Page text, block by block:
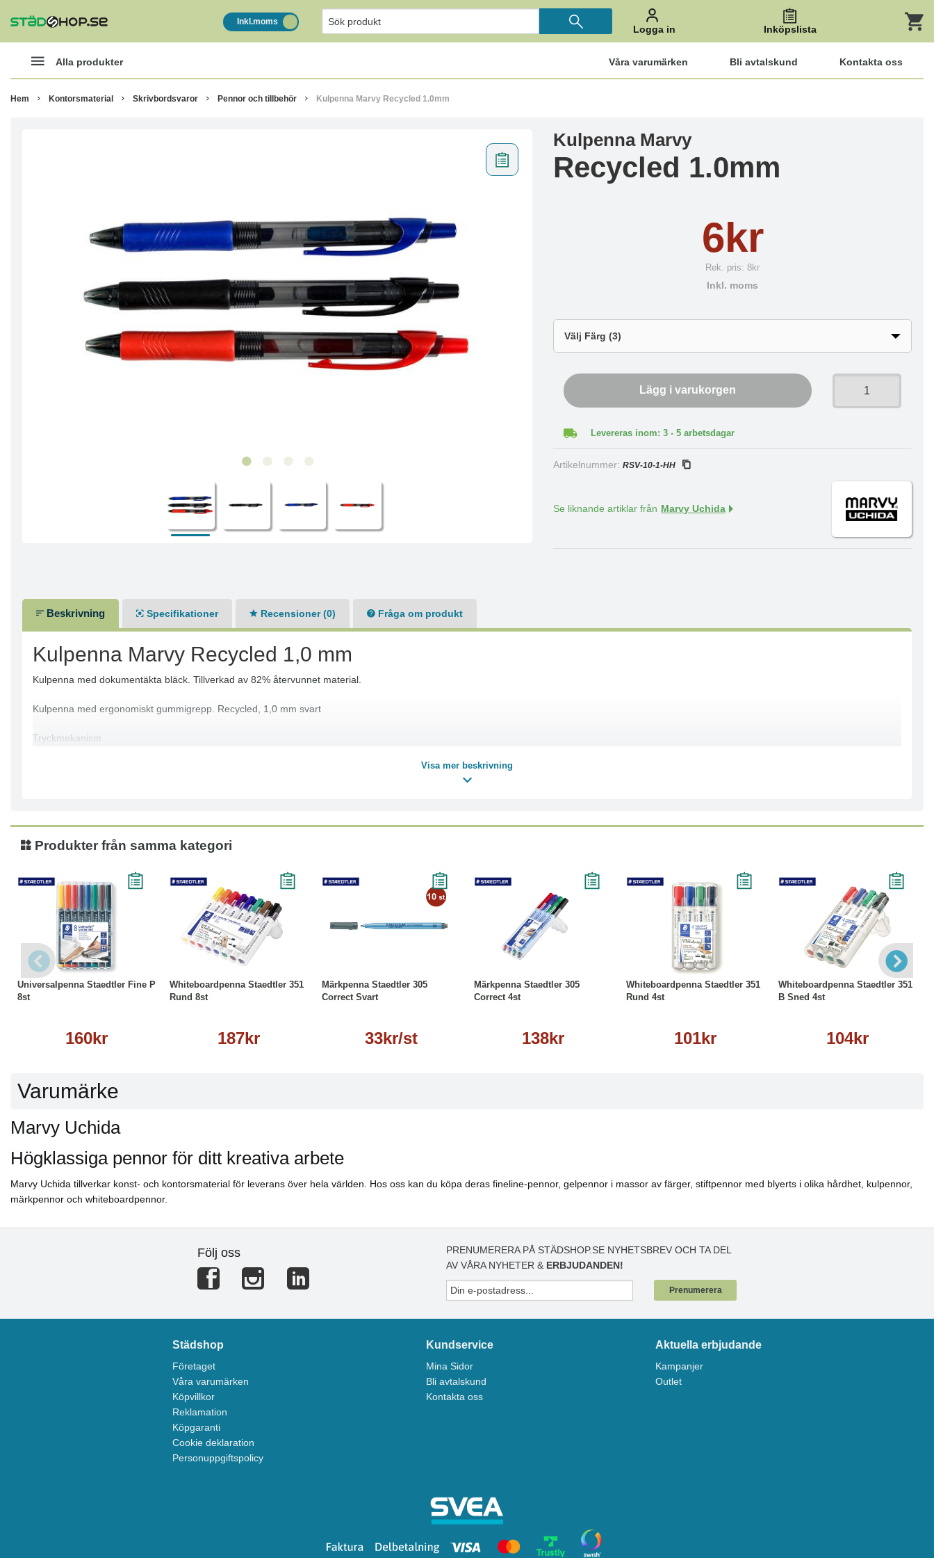
Inkl.moms
Logga in Inköpslista
Alla produkter Våra varumärken Bli avtalskund Kontakta oss
Hem Kontorsmaterial Skrivbordsvaror Pennor och tillbehör Kulpenna Marvy Recycled 1.0mm
Kulpenna Marvy
Recycled 1.0mm
6kr
Rek. pris:8kr
Inkl. moms
Lägg i varukorgen
Levereras inom: 3 - 5 arbetsdagar
Artikelnummer:RSV-10-1-HH
Se liknande artiklar från Marvy Uchida
Beskrivning Specifikationer Recensioner (0) Fråga om produkt
Kulpenna Marvy Recycled 1,0 mm
Kulpenna med dokumentäkta bläck. Tillverkad av 82% återvunnet material.
Kulpenna med ergonomiskt gummigrepp. Recycled, 1,0 mm svart
Tryckmekanism
Dokumentäkta bläck enligt ISO 12757
Kulpenna i 82 % återvunnet material
Visa mer beskrivning
Produkter från samma kategori
Universalpenna Staedtler Fine P
8st
160kr
Köp Läs mer
Whiteboardpenna Staedtler 351
Rund 8st
187kr
Köp
Märkpenna Staedtler 305
Correct Svart
33kr/st
Märkpenna Staedtler 305
Correct 4st
138kr
Köp
Whiteboardpenna Staedtler 351
Rund 4st
101kr
Whiteboardpenna Staedtler 351
B Sned 4st
104kr
Köp Läs mer
Varumärke
Marvy Uchida
Högklassiga pennor för ditt kreativa arbete
Marvy Uchida tillverkar konst- och kontorsmaterial för leverans över hela världen. Hos oss kan du köpa deras fineline-pennor, gelpennor i massor av färger, stiftpennor med blyerts i olika hårdhet, kulpennor,
märkpennor och whiteboardpennor.
Följ oss
PRENUMERERA PÅ STÄDSHOP.SE NYHETSBREV OCH TA DEL
AV VÅRA NYHETER & ERBJUDANDEN!
Prenumerera
Städshop
Företaget
Våra varumärken
Köpvillkor
Reklamation
Köpgaranti
Cookie deklaration
Personuppgiftspolicy
Kundservice
Mina Sidor
Bli avtalskund
Kontakta oss
Aktuella erbjudande
Kampanjer
Outlet